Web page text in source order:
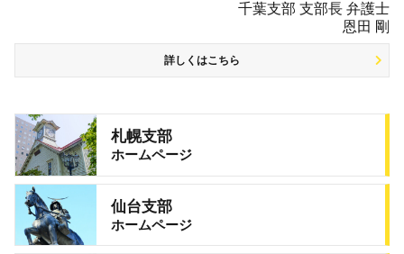
千葉支部 支部長 弁護士
恩田 剛
詳しくはこちら
札幌支部
ホームページ
仙台支部
ホームページ